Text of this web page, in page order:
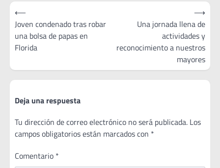
Navegación
de
entradas
⟵
Joven condenado tras robar
una bolsa de papas en
Florida
Una jornada llena de
actividades y
reconocimiento a nuestros
mayores
⟶
Deja una respuesta
Tu dirección de correo electrónico no será publicada. Los
campos obligatorios están marcados con *
Comentario *